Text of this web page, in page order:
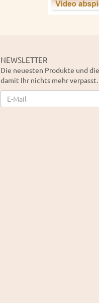
NEWSLETTER
Die neuesten Produkte und
damit Ihr nichts mehr verpasst.
Newsletter